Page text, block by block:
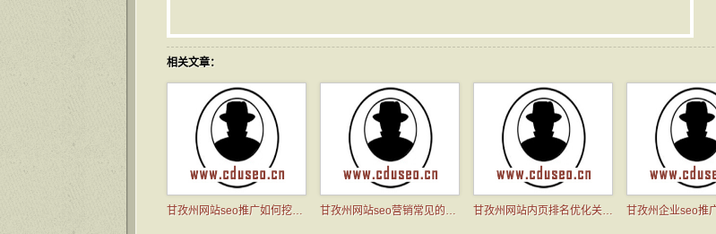
相关文章：
甘孜州网站seo推广如何挖掘关键词？ 甘孜州网站seo营销常见的方式有哪些 甘孜州网站内页排名优化关键词排名如何稳居首页